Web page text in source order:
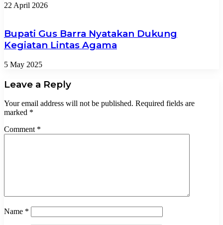
22 April 2026
Bupati Gus Barra Nyatakan Dukung
Kegiatan Lintas Agama
5 May 2025
Leave a Reply
Your email address will not be published. Required fields are
marked *
Comment *
Name *